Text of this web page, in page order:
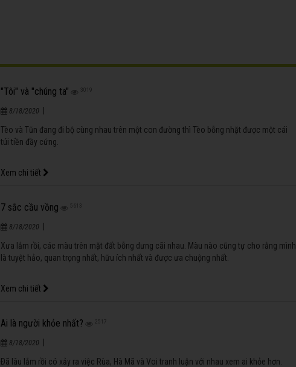
"Tôi" và "chúng ta" 3019
8/18/2020
Tèo và Tũn đang đi bộ cùng nhau trên một con đường thì Tèo bỗng nhặt được một cái
túi tiền đầy cứng.
Xem chi tiết
7 sắc cầu vồng 5613
8/18/2020
Xưa lắm rồi, các màu trên mặt đất bỗng dưng cãi nhau. Màu nào cũng tự cho rằng mình
là tuyệt hảo, quan trọng nhất, hữu ích nhất và được ưa chuộng nhất.
Xem chi tiết
Ai là người khỏe nhất? 2517
8/18/2020
Ðã lâu lắm rồi có xảy ra việc Rùa, Hà Mã và Voi tranh luận với nhau xem ai khỏe hơn.